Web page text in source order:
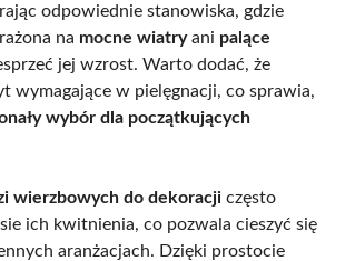
odpowiednie stanowiska, gdzie
na mocne wiatryani palące
jej wzrost. Warto dodać, że
wymagające w pielęgnacji, co sprawia,
wybór dla początkujących
wierzbowych do dekoracji często
ich kwitnienia, co pozwala cieszyć się
aranżacjach. Dzięki prostocie